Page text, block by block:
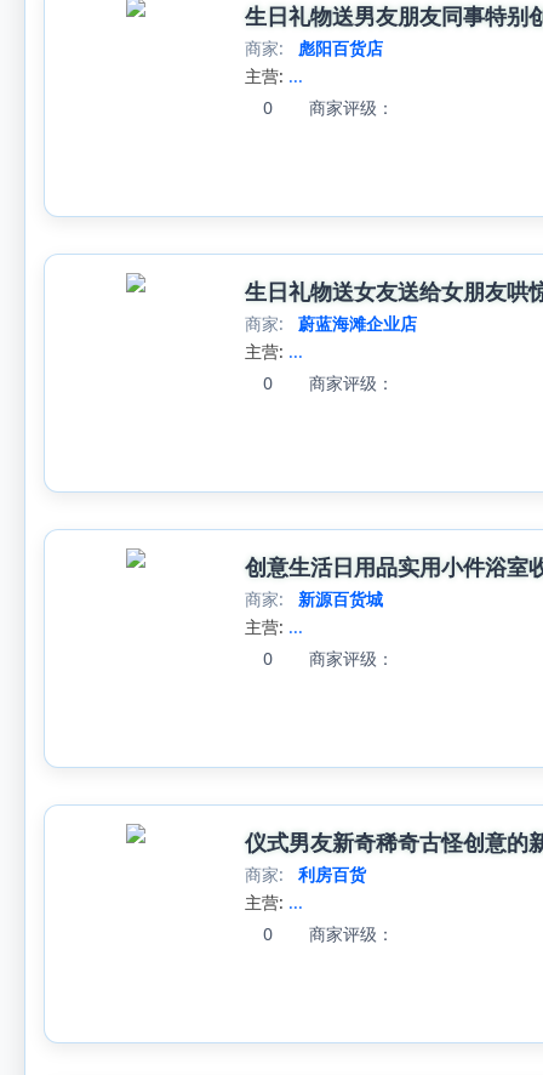
生日礼物送男友朋友同事特别
商家:
彪阳百货店
主营: ...
0
商家评级：
生日礼物送女友送给女朋友哄
商家:
蔚蓝海滩企业店
主营: ...
0
商家评级：
创意生活日用品实用小件浴室
商家:
新源百货城
主营: ...
0
商家评级：
仪式男友新奇稀奇古怪创意的
商家:
利房百货
主营: ...
0
商家评级：